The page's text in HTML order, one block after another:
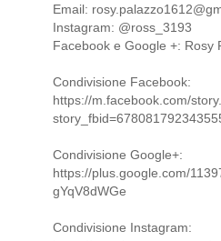
Email:
Instagram: @ross_3193
Facebook e Google +: Rosy
Condivisione Facebook:
https://m.facebook.com/
Condivisione Google+:
https://plus.google.com/
gYqV8dWGe
Condivisione Instagram: